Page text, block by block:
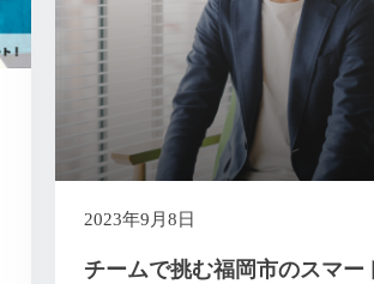
2023年9月8日
チームで挑む福岡市のスマー